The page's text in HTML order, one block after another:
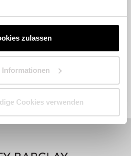
zulassen
Informationen
Cookies verwenden
Accessoires Parfum